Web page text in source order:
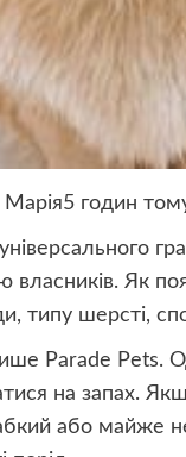
Марія5 годин
власників. Як
типу шерсті,
Parade Pets.
на запах.
або майже